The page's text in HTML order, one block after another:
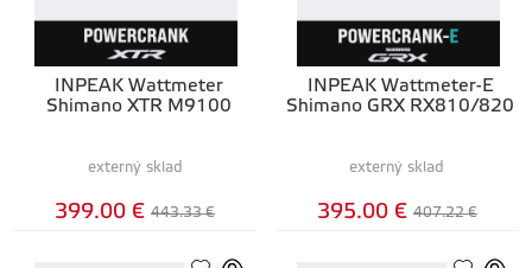
INPEAK Wattmeter
Shimano XTR M9100
externý sklad
399.00 € 443.33 €
INPEAK Wattmeter-E
Shimano GRX RX810/820
externý sklad
395.00 € 407.22 €